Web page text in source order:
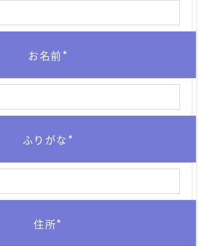
お名前*
ふりがな*
住所*